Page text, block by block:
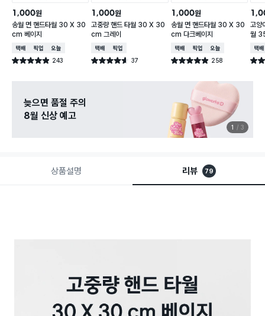
1,000원
송월 면 핸드타월 30 X 30
cm 베이지
택배배송매장픽업오늘배송
별점 4.9점 243
건 작성
1,000원
고중량 핸드 타월 30 X 30
cm 그레이
택배배송매장픽업
별점 4.6점 37
건 작성
1,000원
송월 면 핸드타월 30 X 30
cm 다크베이지
택배배송매장픽업오늘배송
별점 4.9점 258
건 작성
고양
월
택배
별점
늦으면 품절 주의
8월 신상 예고
1 3
상품설명 리뷰 79